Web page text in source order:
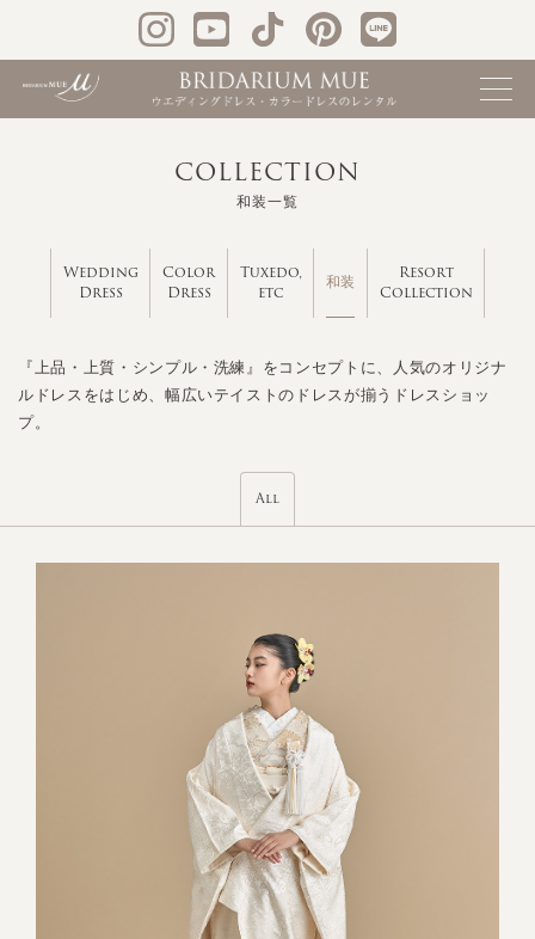
COLLECTION
和装一覧
Wedding
Dress
Color
Dress
Tuxedo,
etc
和装
Resort
Collection
『上品・上質・シンプル・洗練』をコンセプトに、人気のオリジナ
ルドレスをはじめ、幅広いテイストのドレスが揃うドレスショッ
プ。
All